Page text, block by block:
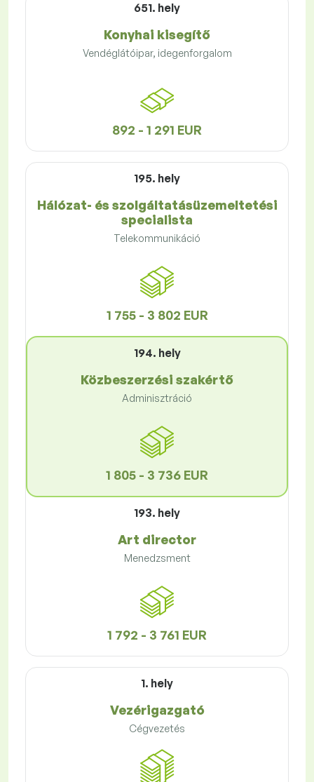
651. hely
Konyhai kisegítő
Vendéglátóipar, idegenforgalom
892 - 1 291 EUR
195. hely
Hálózat- és szolgáltatásüzemeltetési
specialista
Telekommunikáció
1 755 - 3 802 EUR
194. hely
Közbeszerzési szakértő
Adminisztráció
1 805 - 3 736 EUR
193. hely
Art director
Menedzsment
1 792 - 3 761 EUR
1. hely
Vezérigazgató
Cégvezetés